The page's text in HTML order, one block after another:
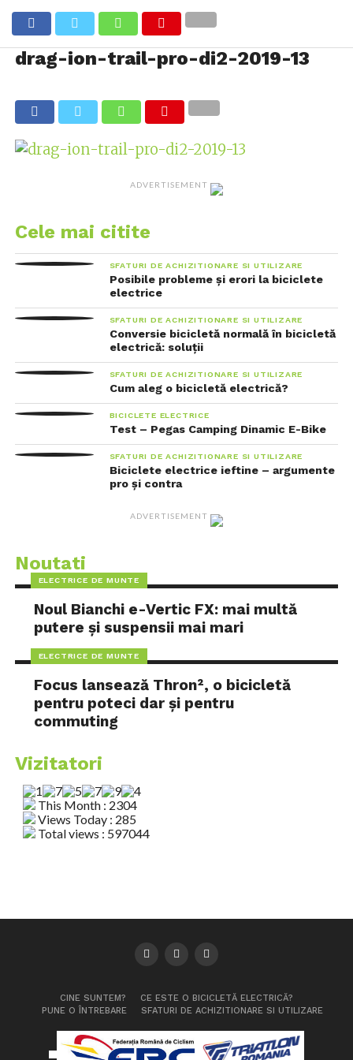
drag-ion-trail-pro-di2-2019-13
ADVERTISEMENT
Cele mai citite
SFATURI DE ACHIZITIONARE SI UTILIZARE
Posibile probleme și erori la biciclete
electrice
SFATURI DE ACHIZITIONARE SI UTILIZARE
Conversie bicicletă normală în bicicletă
electrică: soluții
SFATURI DE ACHIZITIONARE SI UTILIZARE
Cum aleg o bicicletă electrică?
BICICLETE ELECTRICE
Test – Pegas Camping Dinamic E-Bike
SFATURI DE ACHIZITIONARE SI UTILIZARE
Biciclete electrice ieftine – argumente
pro și contra
ADVERTISEMENT
Noutati
ELECTRICE DE MUNTE
Noul Bianchi e-Vertic FX: mai multă
putere și suspensii mai mari
ELECTRICE DE MUNTE
Focus lansează Thron², o bicicletă
pentru poteci dar și pentru
commuting
Vizitatori
This Month : 2304
Views Today : 285
Total views : 597044
CINE SUNTEM?
CE ESTE O BICICLETĂ ELECTRICĂ?
PUNE O ÎNTREBARE
SFATURI DE ACHIZITIONARE SI UTILIZARE